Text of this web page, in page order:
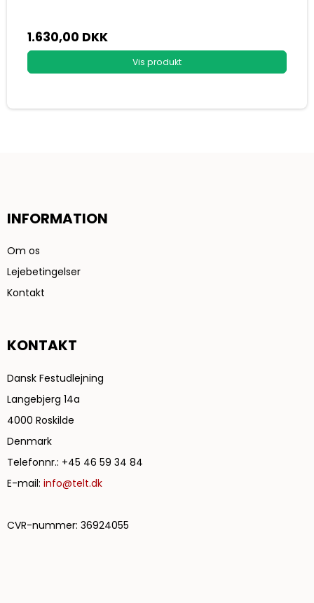
1.630,00 DKK
Vis produkt
INFORMATION
Om os
Lejebetingelser
Kontakt
KONTAKT
Dansk Festudlejning
Langebjerg 14a
4000 Roskilde
Denmark
Telefonnr.: +45 46 59 34 84
E-mail: info@telt.dk
CVR-nummer: 36924055